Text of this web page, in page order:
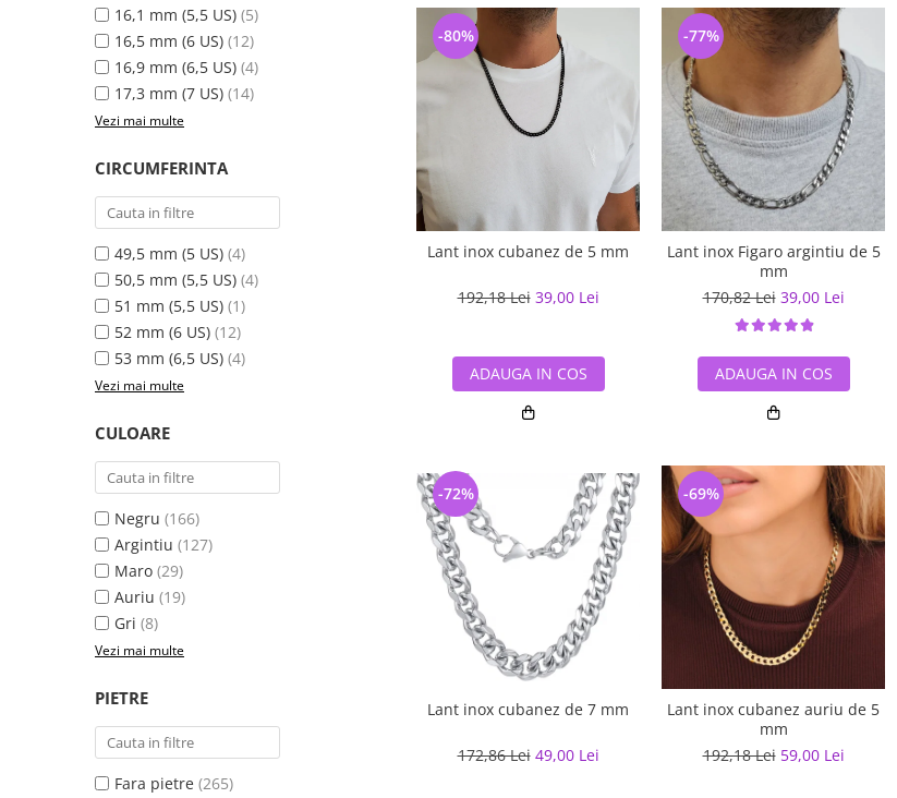
16,1 mm (5,5 US) (5)
16,5 mm (6 US) (12)
16,9 mm (6,5 US) (4)
17,3 mm (7 US) (14)
Vezi mai multe
CIRCUMFERINTA
49,5 mm (5 US) (4)
50,5 mm (5,5 US) (4)
51 mm (5,5 US) (1)
52 mm (6 US) (12)
53 mm (6,5 US) (4)
Vezi mai multe
CULOARE
Negru (166)
Argintiu (127)
Maro (29)
Auriu (19)
Gri (8)
Vezi mai multe
PIETRE
Fara pietre (265)
Lant inox cubanez de 5 mm
192,18 Lei 39,00 Lei
-80%
ADAUGA IN COS
Lant inox Figaro argintiu de 5
mm
170,82 Lei 39,00 Lei
-77%
ADAUGA IN COS
Lant inox cubanez de 7 mm
172,86 Lei 49,00 Lei
-72%
Lant inox cubanez auriu de 5
mm
192,18 Lei 59,00 Lei
-69%